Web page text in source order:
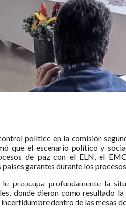
político en la comisión
que el escenario político y
de paz con el ELN, el
países garantes durante los
preocupa profundamente la
donde dieron como resultado
dentro de las mesas